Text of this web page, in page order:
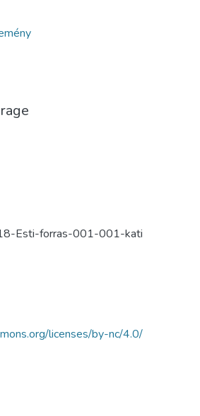
Esti-forras-001-001-kati
licenses/by-nc/4.0/